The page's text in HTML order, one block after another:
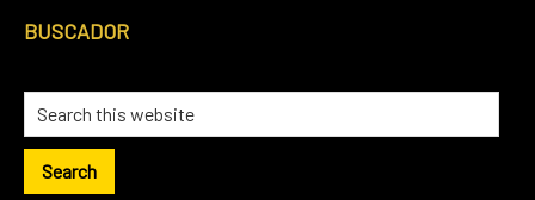
BUSCADOR
Search
this
website